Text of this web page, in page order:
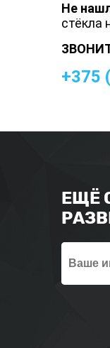
Не
стёкла
+375 (
ЕЩЁ